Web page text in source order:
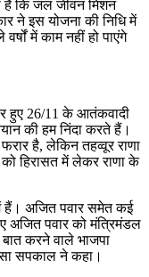
है कि जल जीवन मिशन
ने इस योजना की निधि में
में काम नहीं हो पाएंगे
हुए 26/11 के आतंकवादी
की हम निंदा करते हैं।
है, लेकिन तहव्वूर राणा
को हिरासत में लेकर राणा के
हैं। अजित पवार समेत कई
अजित पवार को मंत्रिमंडल
करने वाले भाजपा
सपकाल ने कहा।